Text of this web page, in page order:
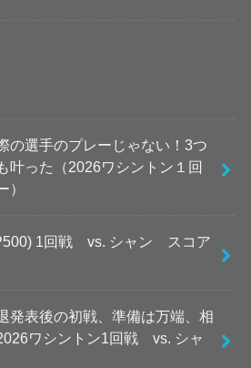
の選手のプレーじゃない！3つ
叶った（2026ワシントン１回
1回戦 vs. シャン スコア
発表後の初戦、準備は万端、相
ワシントン1回戦 vs. シャ